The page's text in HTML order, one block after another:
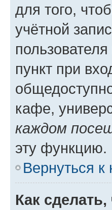
для того,
учётной
пункт при
кафе,
каждом
эту функцию.
Вернуться к
Как